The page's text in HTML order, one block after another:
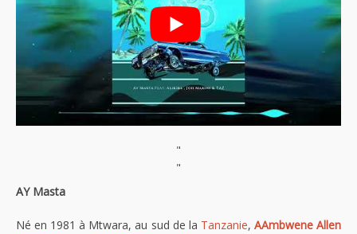
"
"
AY Masta
Né en 1981 à Mtwara, au sud de la Tanzanie, AAmbwene Allen